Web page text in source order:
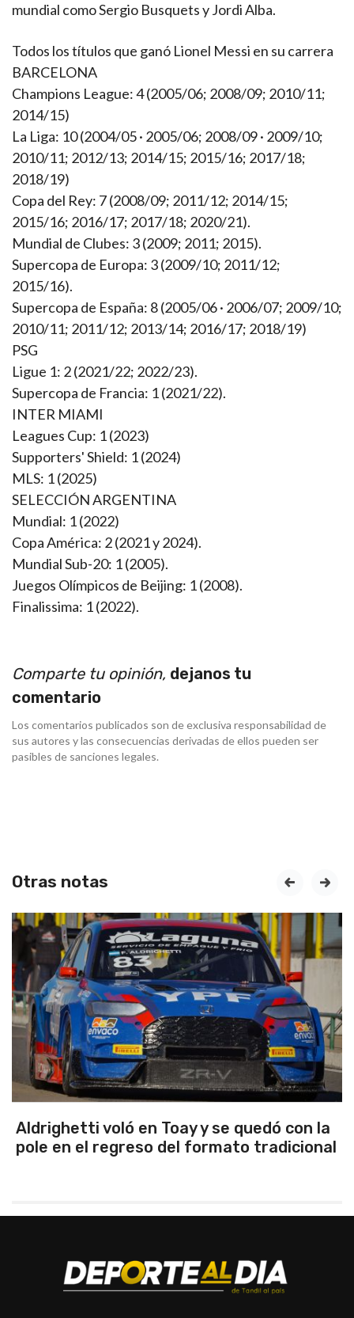
mundial como Sergio Busquets y Jordi Alba.
Todos los títulos que ganó Lionel Messi en su carrera
BARCELONA
Champions League: 4 (2005/06; 2008/09; 2010/11;
2014/15)
La Liga: 10 (2004/05 · 2005/06; 2008/09 · 2009/10;
2010/11; 2012/13; 2014/15; 2015/16; 2017/18;
2018/19)
Copa del Rey: 7 (2008/09; 2011/12; 2014/15;
2015/16; 2016/17; 2017/18; 2020/21).
Mundial de Clubes: 3 (2009; 2011; 2015).
Supercopa de Europa: 3 (2009/10; 2011/12;
2015/16).
Supercopa de España: 8 (2005/06 · 2006/07; 2009/10;
2010/11; 2011/12; 2013/14; 2016/17; 2018/19)
PSG
Ligue 1: 2 (2021/22; 2022/23).
Supercopa de Francia: 1 (2021/22).
INTER MIAMI
Leagues Cup: 1 (2023)
Supporters' Shield: 1 (2024)
MLS: 1 (2025)
SELECCIÓN ARGENTINA
Mundial: 1 (2022)
Copa América: 2 (2021 y 2024).
Mundial Sub-20: 1 (2005).
Juegos Olímpicos de Beijing: 1 (2008).
Finalissima: 1 (2022).
Comparte tu opinión, dejanos tu
comentario
Los comentarios publicados son de exclusiva responsabilidad de
sus autores y las consecuencias derivadas de ellos pueden ser
pasibles de sanciones legales.
Otras notas
se quedó con la
tradicional
Emanuel Ance,
Rosario
prev next